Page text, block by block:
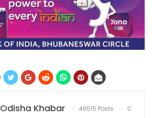
Odisha Khabar 46515 Posts
0